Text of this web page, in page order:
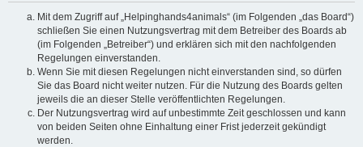
Mit dem Zugriff auf „Helpinghands4animals“ (im Folgenden „das Board“)
schließen Sie einen Nutzungsvertrag mit dem Betreiber des Boards ab
(im Folgenden „Betreiber“) und erklären sich mit den nachfolgenden
Regelungen einverstanden.
Wenn Sie mit diesen Regelungen nicht einverstanden sind, so dürfen
Sie das Board nicht weiter nutzen. Für die Nutzung des Boards gelten
jeweils die an dieser Stelle veröffentlichten Regelungen.
Der Nutzungsvertrag wird auf unbestimmte Zeit geschlossen und kann
von beiden Seiten ohne Einhaltung einer Frist jederzeit gekündigt
werden.